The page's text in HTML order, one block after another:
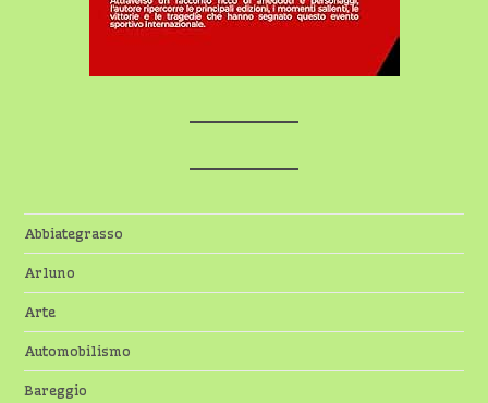
Abbiategrasso
Arluno
Arte
Automobilismo
Bareggio